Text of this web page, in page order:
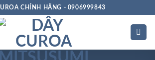
CHÍNH HÃNG - 0906999843